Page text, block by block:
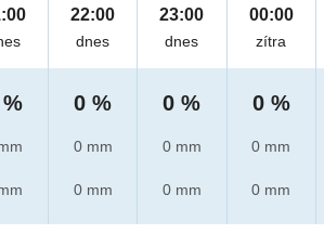
22:00
dnes
0 %
0 mm
0 mm
23:00
dnes
0 %
0 mm
0 mm
00:00
zítra
0 %
0 mm
0 mm